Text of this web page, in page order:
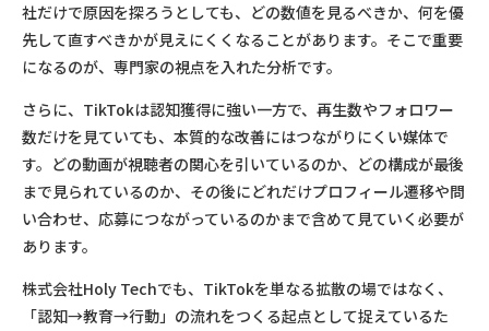
社だけで原因を探ろうとしても、どの数値を見るべきか、何を優
先して直すべきかが見えにくくなることがあります。そこで重要
になるのが、専門家の視点を入れた分析です。
さらに、TikTokは認知獲得に強い一方で、再生数やフォロワー
数だけを見ていても、本質的な改善にはつながりにくい媒体で
す。どの動画が視聴者の関心を引いているのか、どの構成が最後
まで見られているのか、その後にどれだけプロフィール遷移や問
い合わせ、応募につながっているのかまで含めて見ていく必要が
あります。
株式会社Holy Techでも、TikTokを単なる拡散の場ではなく、
「認知→教育→行動」の流れをつくる起点として捉えているた